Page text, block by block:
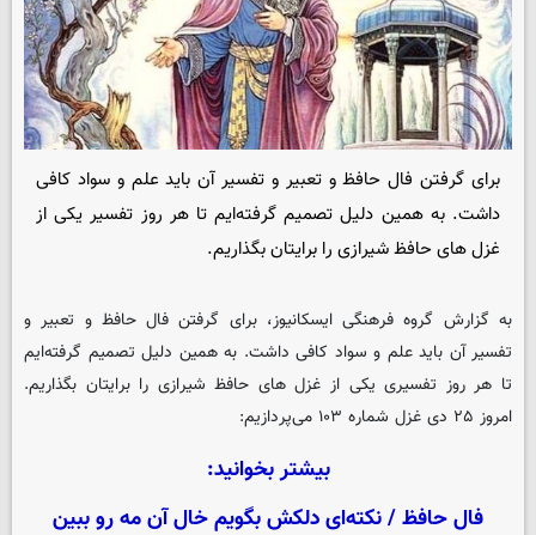
برای گرفتن فال حافظ و تعبیر و تفسیر آن باید علم و سواد کافی
داشت. به همین دلیل تصمیم گرفته‌ایم تا هر روز تفسیر یکی از
غزل های حافظ شیرازی را برایتان بگذاریم.
به گزارش گروه فرهنگیایسکانیوز، برای گرفتن فال حافظ و تعبیر و
تفسیر آن باید علم و سواد کافی داشت. به همین دلیل تصمیم گرفته‌ایم
تا هر روز تفسیری یکی از غزل های حافظ شیرازی را برایتان بگذاریم.
امروز ۲۵ دی غزل شماره ۱۰۳ می‌پردازیم:
بیشتر بخوانید:
فال حافظ / نکته‌ای دلکش بگویم خال آن مه رو ببین